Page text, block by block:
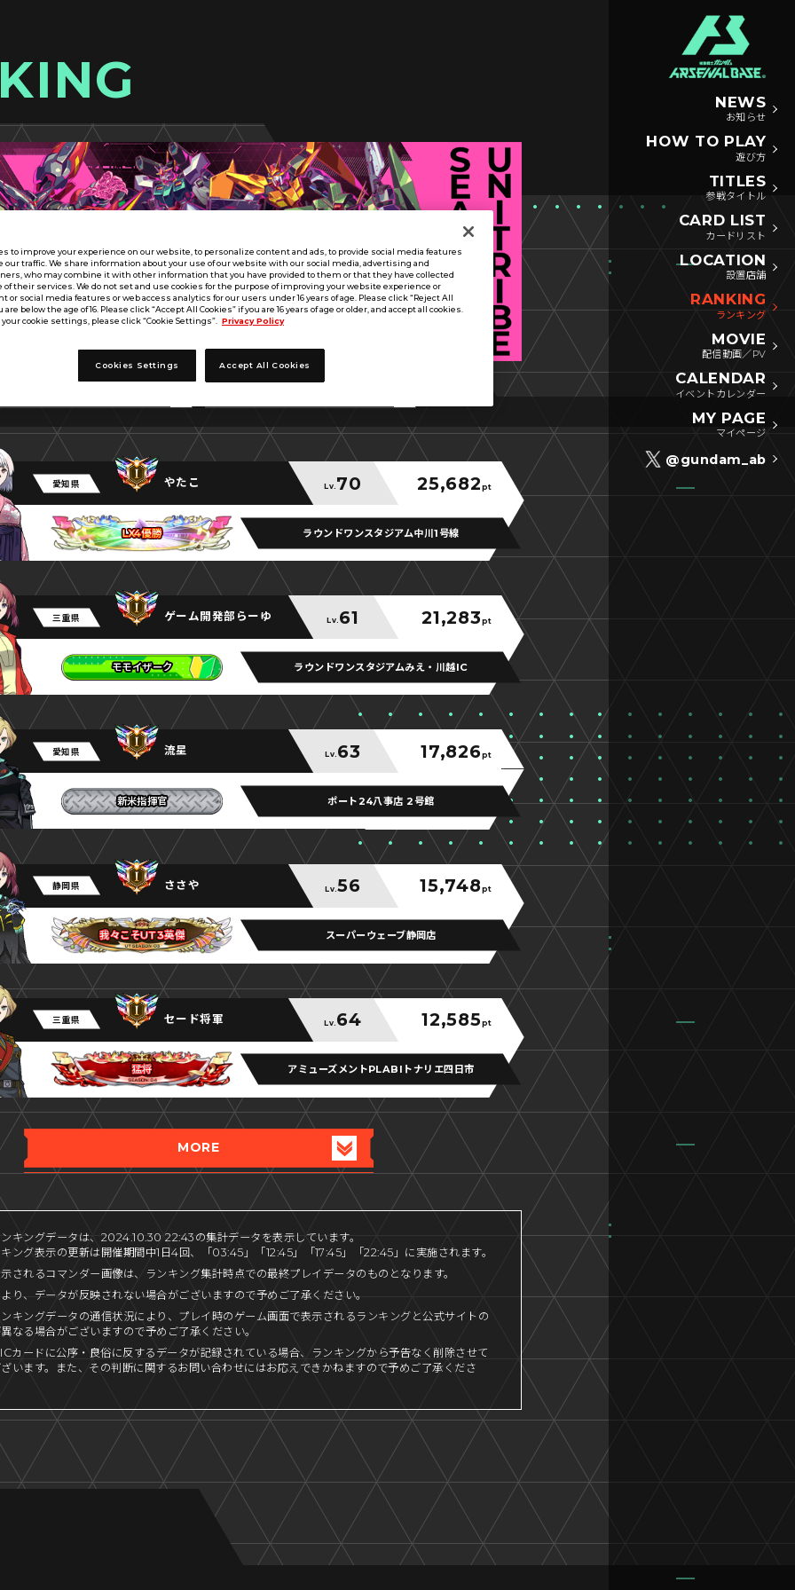
NEWS
お知らせ
HOW TO PLAY
遊び方
TITLES
参戦タイトル
CARD LIST
カードリスト
LOCATION
設置店舗
RANKING
ランキング
MOVIE
配信動画／PV
CALENDAR
イベントカレンダー
MY PAGE
マイページ
@gundam_ab
愛知県 やたこ Lv. 70 25,682 pt
LX4優勝
LX4優勝
LX4優勝 ラウンドワンスタジアム中川1号線
三重県 ゲーム開発部らーゆ Lv. 61 21,283 pt
モモイザーク
モモイザーク
モモイザーク ラウンドワンスタジアムみえ・川越IC
愛知県 流星 Lv. 63 17,826 pt
新米指揮官
新米指揮官
新米指揮官 ポート24八事店 2号館
静岡県 ささや Lv.56 15,748 pt
我々こそUT3英傑
我々こそUT3英傑
我々こそUT3英傑 スーパーウェーブ静岡店
三重県 セード将軍 Lv. 64 12,585 pt
猛将
猛将
猛将 アミューズメントPLABIトナリエ四日市
MORE
キングデータは、2024.10.30 22:43の集計データを表示しています。
ング表示の更新は開催期間中1日4回、「03:45」「12:45」「17:45」「22:45」に実施されます。
されるコマンダー画像は、ランキング集計時点での最終プレイデータのものとなります。
り、データが反映されない場合がございますので予めご了承ください。
キングデータの通信状況により、プレイ時のゲーム画面で表示されるランキングと公式サイトの
なる場合がございますので予めご了承ください。
カードに公序・良俗に反するデータが記録されている場合、ランキングから予告なく削除させて
います。また、その判断に関するお問い合わせにはお応えできかねますので予めご了承くださ
to improve your experience on our website, to personalize content and ads, to provide social media features
our traffic. We share information about your use of our website with our social media, advertising and
who may combine it with other information that you have provided to them or that they have collected
of their services. We do not set and use cookies for the purpose of improving your website experience or
or social media features or web access analytics for our users under 16 years of age. Please click “Reject All
are below the age of 16. Please click “Accept All Cookies” if you are 16 years of age or older, and accept all cookies.
cookie settings, please click “Cookie Settings”. Privacy Policy
Cookies Settings Accept All Cookies